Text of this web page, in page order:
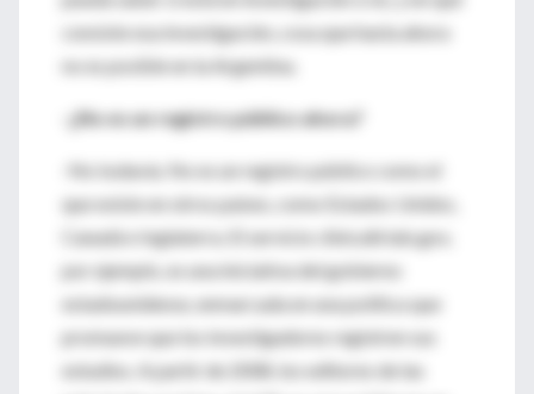
consiste esa investigación, cosa que hasta ahora
no es posible en la Argentina.
-¿No es un registro público ahora?
-No todavía. No es un registro público como el
que existe en otros países, como Estados Unidos,
Canadá e Inglaterra. El servicio clinicaltrials.gov,
por ejemplo, es una iniciativa del gobierno
estadounidense, enmarcada en una política que
promueve que los investigadores registren sus
estudios. A partir de 2008, los editores de las